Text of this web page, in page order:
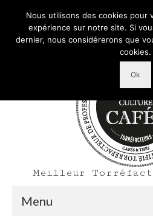
Mon Compte
Rechercher
Meilleur
Menu
Nous utilisons des cookies pour
expérience sur notre site. Si
dernier, nous considérerons que
cookies.
Ok